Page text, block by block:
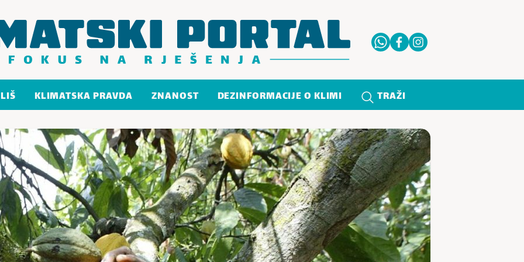
KLIMATSKA PRAVDA ZNANOST DEZINFORMACIJE O KLIMI TRAŽI